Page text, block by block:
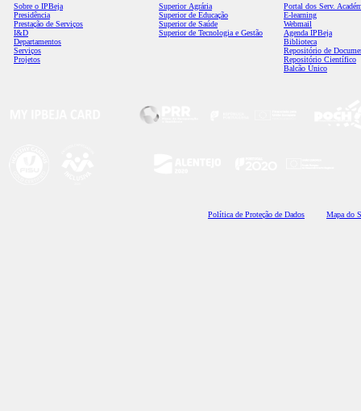
Sobre o IPBeja
Presidência
Prestação de Serviços
I&D
Departamentos
Serviços
Projetos
Superior Agrária
Superior de Educação
Superior de Saúde
Superior de Tecnologia e Gestão
Portal dos Serv.
E-learning
Webmail
Agenda IPBeja
Biblioteca
Repositório de
Repositório Científico
Balcão Único
Política de Proteção de Dados Mapa do